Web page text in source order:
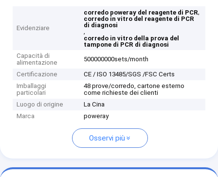
Evidenziare
corredo poweray del reagente di PCR,
corredo in vitro del reagente di PCR
di diagnosi
,
corredo in vitro della prova del
tampone di PCR di diagnosi
Capacità di
alimentazione
500000000sets/month
Certificazione
CE / ISO 13485/SGS /FSC Certs
Imballaggi
particolari
48 prove/corredo, cartone esterno
come richieste dei clienti
Luogo di origine
La Cina
Marca
poweray
Osservi più